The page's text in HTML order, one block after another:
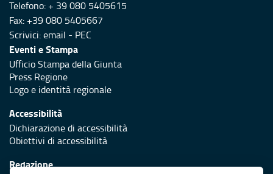
Telefono: + 39 080 5405615
Fax: +39 080 5405667
Scrivici:email - PEC
Eventi e Stampa
Ufficio Stampa della Giunta
Press Regione
Logo e identità regionale
Accessibilità
Dichiarazione di accessibilità
Obiettivi di accessibilità
Redazione